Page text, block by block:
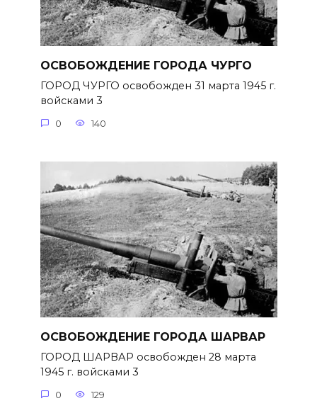
ОСВОБОЖДЕНИЕ ГОРОДА ЧУРГО
ГОРОД ЧУРГО освобожден 31 марта 1945 г.
войсками 3
0 140
ОСВОБОЖДЕНИЕ ГОРОДА ШАРВАР
ГОРОД ШАРВАР освобожден 28 марта
1945 г. войсками 3
0 129